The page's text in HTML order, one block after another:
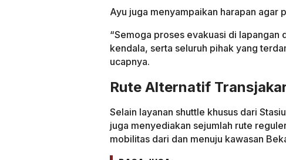
Ayu juga menyampaikan harapan agar
“Semoga proses evakuasi di lapangan
kendala, serta seluruh pihak yang
ucapnya.
Rute Alternatif
Selain layanan shuttle khusus dari
juga menyediakan sejumlah rute
mobilitas dari dan menuju kawasan